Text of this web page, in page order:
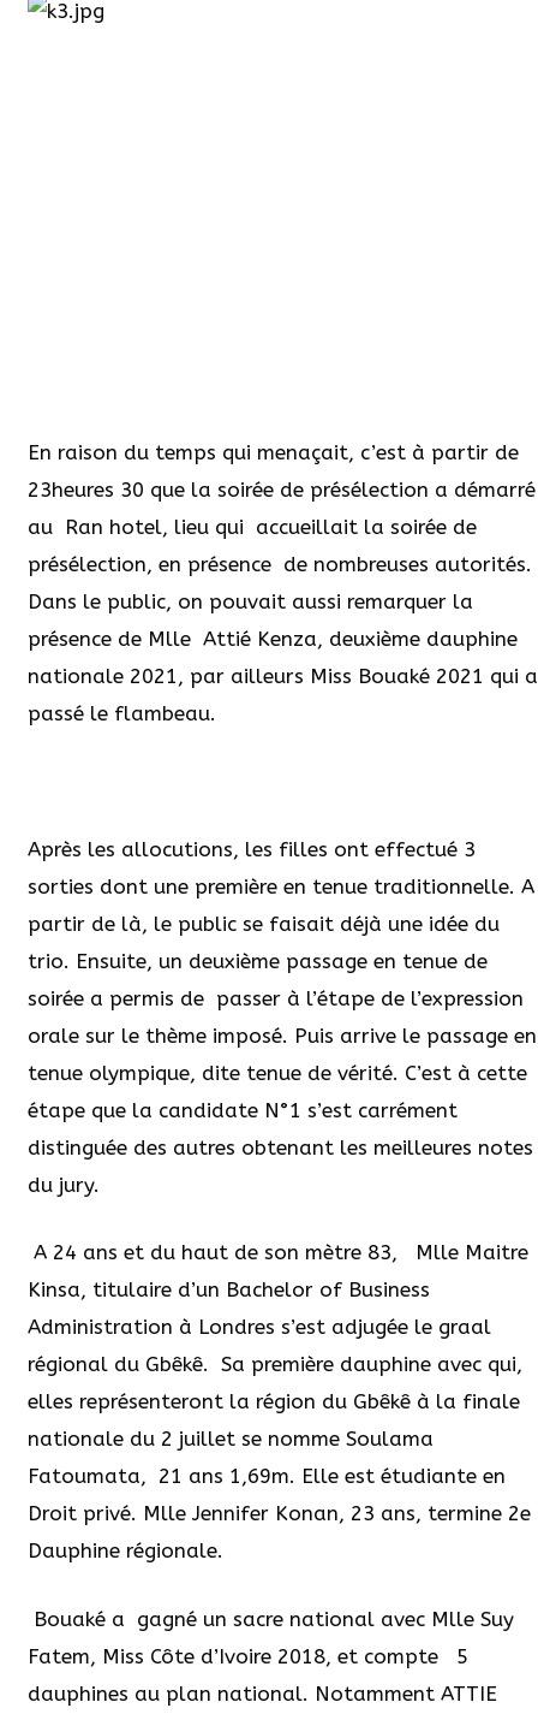
En raison du temps qui menaçait, c’est à partir de
23heures 30 que la soirée de présélection a démarré
au Ran hotel, lieu qui accueillait la soirée de
présélection, en présence de nombreuses autorités.
Dans le public, on pouvait aussi remarquer la
présence de Mlle Attié Kenza, deuxième dauphine
nationale 2021, par ailleurs Miss Bouaké 2021 qui a
passé le flambeau.
Après les allocutions, les filles ont effectué 3
sorties dont une première en tenue traditionnelle. A
partir de là, le public se faisait déjà une idée du
trio. Ensuite, un deuxième passage en tenue de
soirée a permis de passer à l’étape de l’expression
orale sur le thème imposé. Puis arrive le passage en
tenue olympique, dite tenue de vérité. C’est à cette
étape que la candidate N°1 s’est carrément
distinguée des autres obtenant les meilleures notes
du jury.
A 24 ans et du haut de son mètre 83,
Mlle Maitre
Kinsa, titulaire d’un Bachelor of Business
Administration à Londres s’est adjugée le graal
régional du Gbêkê. Sa première dauphine avec qui,
elles représenteront la région du Gbêkê à la finale
nationale du 2 juillet se nomme Soulama
Fatoumata, 21 ans 1,69m. Elle est étudiante en
Droit privé. Mlle Jennifer Konan, 23 ans, termine 2e
Dauphine régionale.
Bouaké a gagné un sacre national avec Mlle Suy
Fatem, Miss Côte d’Ivoire 2018, et compte
5
dauphines au plan national. Notamment ATTIE